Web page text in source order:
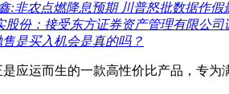
:非农点燃降息预期 川普怒批数据作假
股份：接受东方证券资产管理有限公司
是买入机会是真的吗？
应运而生的一款高性价比产品，专